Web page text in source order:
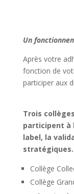
Un
Après votre
fonction de
participer aux
Trois
participent à
label, la
Collège
Collège